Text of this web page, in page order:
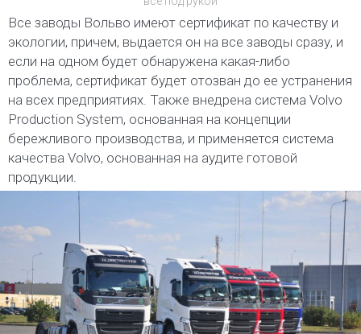
Все заводы Вольво имеют сертификат по качеству и
экологии, причем, выдается он на все заводы сразу, и
если на одном будет обнаружена какая-либо
проблема, сертификат будет отозван до ее устранения
на всех предприятиях. Также внедрена система Volvo
Production System, основанная на концепции
бережливого производства, и применяется система
качества Volvo, основанная на аудите готовой
продукции.